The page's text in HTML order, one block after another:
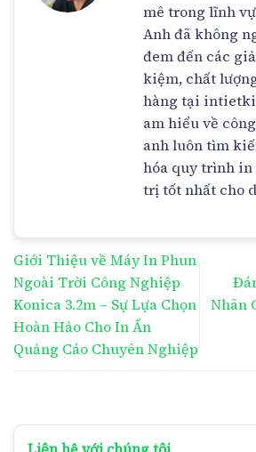
mê trong lĩnh
Anh đã không
đem đến các
kiệm, chất
hàng tại
am hiểu về
anh luôn tìm
hóa quy trình
trị tốt nhất cho
Giới Thiệu về Máy In Phun
Ngoài Trời Công Nghiệp
Konica 3.2m – Sự Lựa Chọn
Hoàn Hảo Cho In Ấn
Quảng Cáo Chuyên Nghiệp
Nhãn